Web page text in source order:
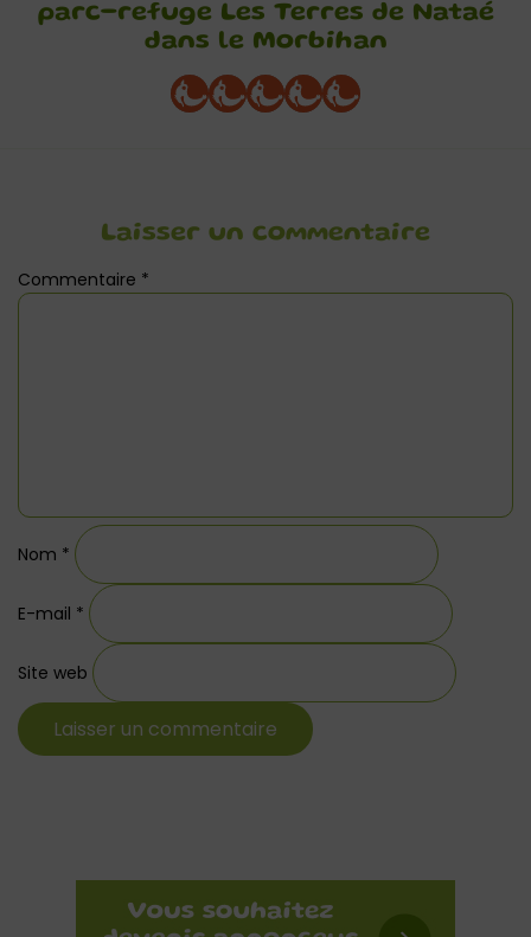
parc-refuge Les Terres de Nataé
dans le Morbihan
Laisser un commentaire
Commentaire *
Nom *
E-mail *
Site web